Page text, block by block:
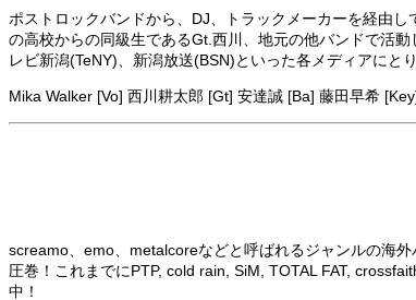
ポストロックバンドから、DJ、トラックメーカーを経由
の高校からの同級生であるGt.西川、地元の他バンドで活
レビ新潟(TeNY)、新潟放送(BSN)といった各メディアにと
Mika Walker [Vo] 西川耕太郎 [Gt] 安達誠 [Ba] 藤田早希
screamo、emo、metalcoreなどと呼ばれるジャンルの海
圧巻！これまでにPTP, cold rain, SiM, TOTAL FAT,
中！